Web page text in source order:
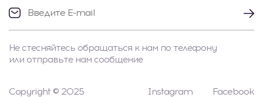
Не стесняйтесь обращаться к нам по телефону
или отправьте нам сообщение
Copyright © 2025 Instagram Facebook